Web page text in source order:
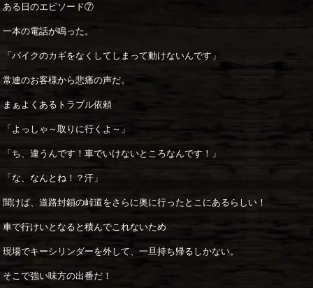
ある日のエピソード⑦
一本の電話が鳴った。
「バイクのカギをなくしてしまって動けないんです」
常連のお客様から悲痛の声だ。
まぁよくあるトラブル依頼
「よっしゃ～取りに行くよ～」
「ち、違うんです！車でいけないところなんです！」
「な、なんとね！？汗」
聞けば、道路封鎖の峠道をさらに奥に行ったとこにあるらしい！
車で行けいとなると積んでこれないため
現場でキーシリンダーを外して、一旦持ち帰るしかない。
そこで強い味方の出番だ！